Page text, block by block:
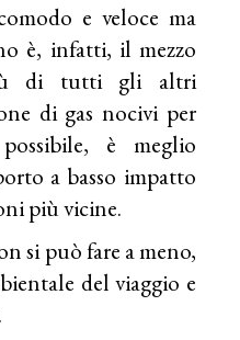
e veloce ma
è, infatti, il mezzo
di tutti gli altri
di gas nocivi per
è meglio
a basso impatto
più vicine.
si può fare a meno,
del viaggio e